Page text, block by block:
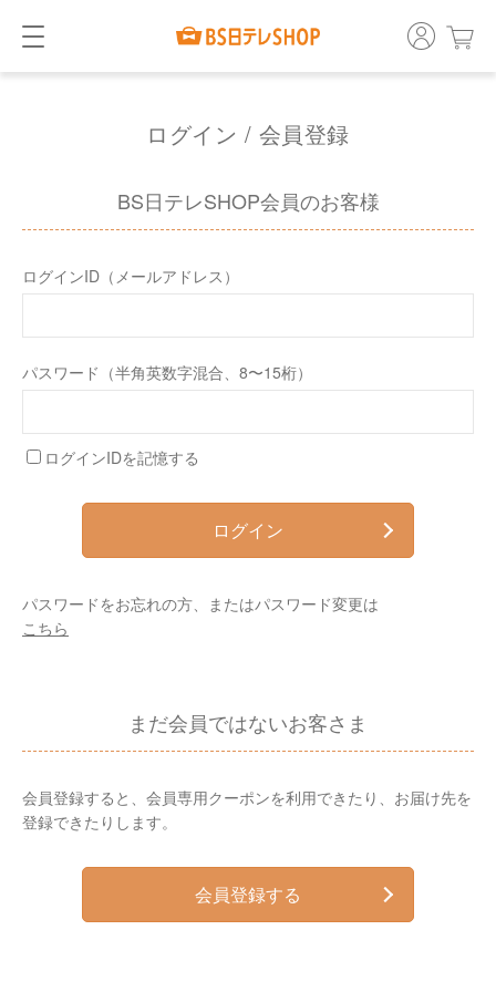
ログイン / 会員登録
BS日テレSHOP会員のお客様
ログインID（メールアドレス）
パスワード（半角英数字混合、8〜15桁）
ログインIDを記憶する
ログイン
パスワードをお忘れの方、またはパスワード変更は
こちら
まだ会員ではないお客さま
会員登録すると、会員専用クーポンを利用できたり、お届け先を
登録できたりします。
会員登録する